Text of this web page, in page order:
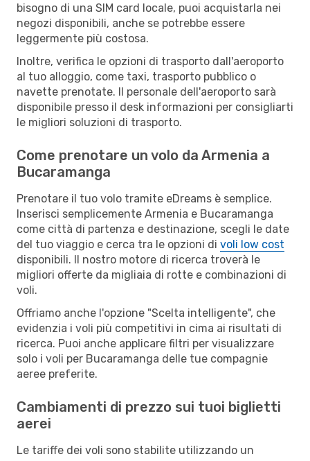
bisogno di una SIM card locale, puoi acquistarla nei
negozi disponibili, anche se potrebbe essere
leggermente più costosa.
Inoltre, verifica le opzioni di trasporto dall'aeroporto
al tuo alloggio, come taxi, trasporto pubblico o
navette prenotate. Il personale dell'aeroporto sarà
disponibile presso il desk informazioni per consigliarti
le migliori soluzioni di trasporto.
Come prenotare un volo da Armenia a
Bucaramanga
Prenotare il tuo volo tramite eDreams è semplice.
Inserisci semplicemente Armenia e Bucaramanga
come città di partenza e destinazione, scegli le date
del tuo viaggio e cerca tra le opzioni di voli low cost
disponibili. Il nostro motore di ricerca troverà le
migliori offerte da migliaia di rotte e combinazioni di
voli.
Offriamo anche l'opzione "Scelta intelligente", che
evidenzia i voli più competitivi in cima ai risultati di
ricerca. Puoi anche applicare filtri per visualizzare
solo i voli per Bucaramanga delle tue compagnie
aeree preferite.
Cambiamenti di prezzo sui tuoi biglietti
aerei
Le tariffe dei voli sono stabilite utilizzando un